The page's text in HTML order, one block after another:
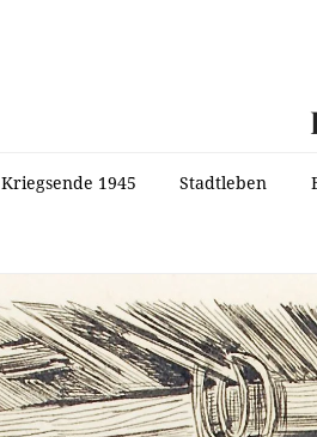
Kriegsende 1945 Stadtleben